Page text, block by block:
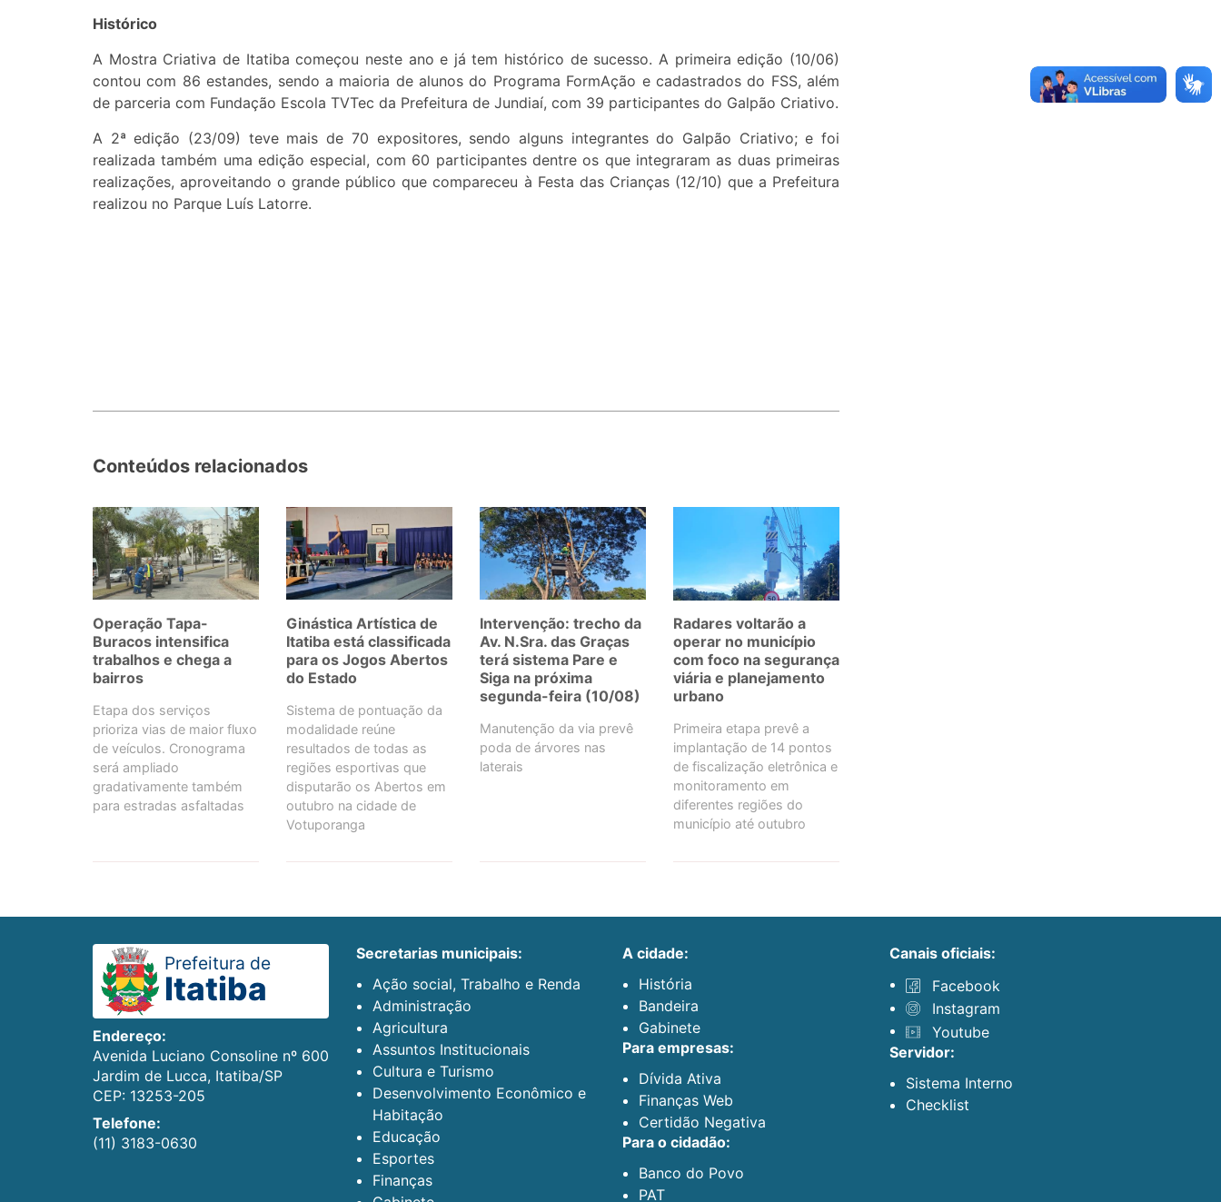
Histórico
A Mostra Criativa de Itatiba começou neste ano e já tem histórico de sucesso. A primeira edição (10/06)
contou com 86 estandes, sendo a maioria de alunos do Programa FormAção e cadastrados do FSS, além
de parceria com Fundação Escola TVTec da Prefeitura de Jundiaí, com 39 participantes do Galpão Criativo.
A 2ª edição (23/09) teve mais de 70 expositores, sendo alguns integrantes do Galpão Criativo; e foi
realizada também uma edição especial, com 60 participantes dentre os que integraram as duas primeiras
realizações, aproveitando o grande público que compareceu à Festa das Crianças (12/10) que a Prefeitura
realizou no Parque Luís Latorre.
Conteúdos relacionados
Operação Tapa-
Buracos intensifica
trabalhos e chega a
bairros
Etapa dos serviços
prioriza vias de maior fluxo
de veículos. Cronograma
será ampliado
gradativamente também
para estradas asfaltadas
Ginástica Artística de
Itatiba está classificada
para os Jogos Abertos
do Estado
Sistema de pontuação da
modalidade reúne
resultados de todas as
regiões esportivas que
disputarão os Abertos em
outubro na cidade de
Votuporanga
Intervenção: trecho da
Av. N.Sra. das Graças
terá sistema Pare e
Siga na próxima
segunda-feira (10/08)
Manutenção da via prevê
poda de árvores nas
laterais
Radares voltarão a
operar no município
com foco na segurança
viária e planejamento
urbano
Primeira etapa prevê a
implantação de 14 pontos
de fiscalização eletrônica e
monitoramento em
diferentes regiões do
município até outubro
Prefeitura de
Itatiba
Endereço:
Avenida Luciano Consoline nº 600
Jardim de Lucca, Itatiba/SP
CEP: 13253-205
Telefone:
(11) 3183-0630
secretarias municipais:
Ação social, Trabalho e Renda
Administração
Agricultura
Assuntos Institucionais
Cultura e Turismo
Desenvolvimento Econômico e
Habitação
Educação
Esportes
Finanças
a cidade:
História
Bandeira
Gabinete
para empresas:
Dívida Ativa
Finanças Web
Certidão Negativa
para o cidadão:
Banco do Povo
PAT
canais oficiais:
Facebook
Instagram
Youtube
servidor:
Sistema Interno
Checklist